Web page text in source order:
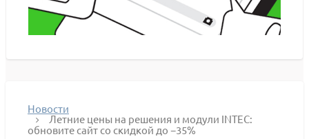
Новости
Летние цены на решения и модули INTEC:
обновите сайт со скидкой до −35%